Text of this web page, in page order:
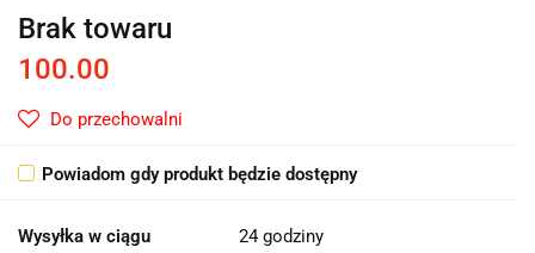
Brak towaru
100.00
Do przechowalni
Powiadom gdy produkt będzie dostępny
Wysyłka w ciągu 24 godziny